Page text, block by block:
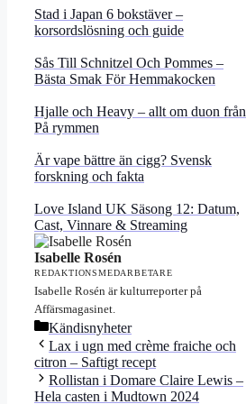
Stad i Japan 6 bokstäver –
korsordslösning och guide
Sås Till Schnitzel Och Pommes –
Bästa Smak För Hemmakocken
Hjalle och Heavy – allt om duon från
På rymmen
Är vape bättre än cigg? Svensk
forskning och fakta
Love Island UK Säsong 12: Datum,
Cast, Vinnare & Streaming
Isabelle Rosén
REDAKTIONSMEDARBETARE
Isabelle Rosén är kulturreporter på
Affärsmagasinet.
Kategorier
Kändisnyheter
Lax i ugn med crème fraiche och
citron – Saftigt recept
Rollistan i Domare Claire Lewis –
Hela casten i Mudtown 2024